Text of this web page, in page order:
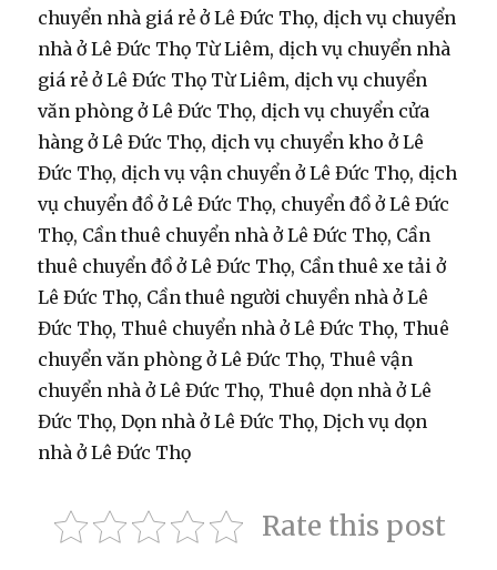
chuyển nhà giá rẻ ở Lê Đức Thọ, dịch vụ chuyển
nhà ở Lê Đức Thọ Từ Liêm, dịch vụ chuyển nhà
giá rẻ ở Lê Đức Thọ Từ Liêm, dịch vụ chuyển
văn phòng ở Lê Đức Thọ, dịch vụ chuyển cửa
hàng ở Lê Đức Thọ, dịch vụ chuyển kho ở Lê
Đức Thọ, dịch vụ vận chuyển ở Lê Đức Thọ, dịch
vụ chuyển đồ ở Lê Đức Thọ, chuyển đồ ở Lê Đức
Thọ, Cần thuê chuyển nhà ở Lê Đức Thọ, Cần
thuê chuyển đồ ở Lê Đức Thọ, Cần thuê xe tải ở
Lê Đức Thọ, Cần thuê người chuyền nhà ở Lê
Đức Thọ, Thuê chuyển nhà ở Lê Đức Thọ, Thuê
chuyển văn phòng ở Lê Đức Thọ, Thuê vận
chuyển nhà ở Lê Đức Thọ, Thuê dọn nhà ở Lê
Đức Thọ, Dọn nhà ở Lê Đức Thọ, Dịch vụ dọn
nhà ở Lê Đức Thọ
Rate this post